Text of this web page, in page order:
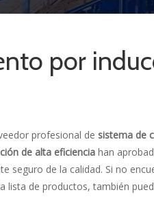
por
profesional de sistema de
de alta eficiencia han
seguro de la calidad. Si no
lista de productos, también